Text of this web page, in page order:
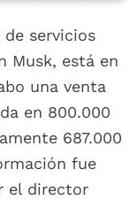
servicios
Musk, está en
una venta
en 800.000
687.000
fue
el director